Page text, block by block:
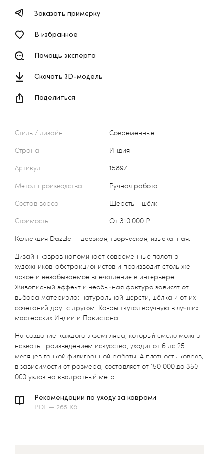
Стиль / дизайн
Современные
Страна
Индия
Артикул
15897
Метод производства
Ручная работа
Состав ворса
Шерсть + шёлк
Стоимость
от 310 000 ₽
Коллекция Dazzle — дерзкая, творческая, изысканная.
Дизайн ковров напоминает современные полотна
художников-абстракционистов и производит столь же
яркое и незабываемое впечатление в интерьере.
Живописный эффект и необычная фактура зависят от
выбора материала: натуральной шерсти, шёлка и от их
сочетаний друг с другом. Ковры ткутся вручную в лучших
мастерских Индии и Пакистана.
На создание каждого экземпляра, который смело можно
назвать произведением искусства, уходит от 6 до 25
месяцев тонкой филигранной работы. А плотность ковров,
в зависимости от размера, составляет от 150 000 до 350
000 узлов на квадратный метр.
Рекомендации по уходу за коврами
PDF — 265 Кб
Заказать примерку
В избранное
Помощь эксперта
Скачать 3D-модель
Поделиться